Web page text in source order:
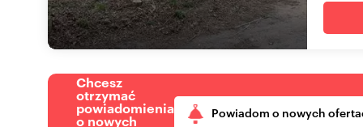
Chcesz
otrzymać
powiadomienia
o nowych Powiadom o nowych